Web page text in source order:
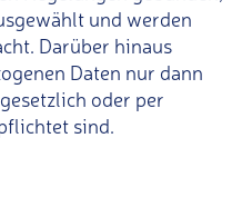
und werden
Darüber hinaus
Daten nur dann
oder per
sind.